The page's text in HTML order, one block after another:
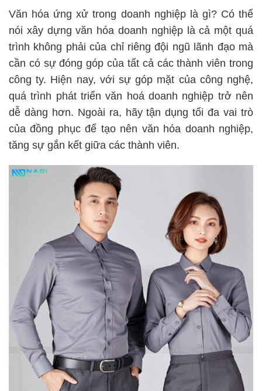
Văn hóa ứng xử trong doanh nghiệp là gì? Có thể
nói xây dựng văn hóa doanh nghiệp là cả một quá
trình không phải của chỉ riêng đội ngũ lãnh đạo mà
cần có sự đóng góp của tất cả các thành viên trong
công ty. Hiện nay, với sự góp mặt của công nghệ,
quá trình phát triển văn hoá doanh nghiệp trở nên
dễ dàng hơn. Ngoài ra, hãy tận dụng tối đa vai trò
của đồng phục để tạo nên văn hóa doanh nghiệp,
tăng sự gắn kết giữa các thành viên.